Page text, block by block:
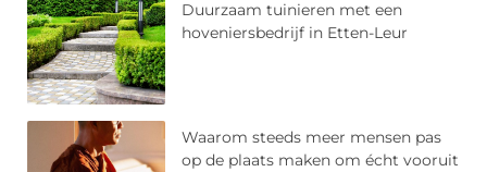
Duurzaam tuinieren met een
hoveniersbedrijf in Etten-Leur
Waarom steeds meer mensen pas
op de plaats maken om écht vooruit